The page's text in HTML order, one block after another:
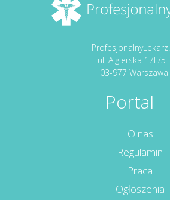
ul. Algierska 17L/5
03-977 Warszawa
Portal
O nas
Regulamin
Praca
Ogłoszenia